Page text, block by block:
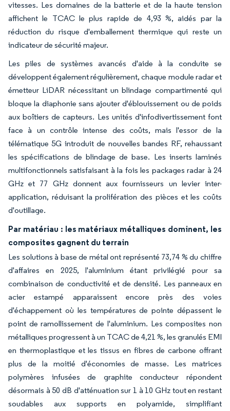
vitesses. Les domaines de la batterie et de la haute tension
affichent le TCAC le plus rapide de 4,93 %, aidés par la
réduction du risque d'emballement thermique qui reste un
indicateur de sécurité majeur.
Les piles de systèmes avancés d'aide à la conduite se
développent également régulièrement, chaque module radar et
émetteur LiDAR nécessitant un blindage compartimenté qui
bloque la diaphonie sans ajouter d'éblouissement ou de poids
aux boîtiers de capteurs. Les unités d'infodivertissement font
face à un contrôle intense des coûts, mais l'essor de la
télématique 5G introduit de nouvelles bandes RF, rehaussant
les spécifications de blindage de base. Les inserts laminés
multifonctionnels satisfaisant à la fois les packages radar à 24
GHz et 77 GHz donnent aux fournisseurs un levier inter-
application, réduisant la prolifération des pièces et les coûts
d'outillage.
Par matériau : les matériaux métalliques dominent, les
composites gagnent du terrain
Les solutions à base de métal ont représenté 73,74 % du chiffre
d'affaires en 2025, l'aluminium étant privilégié pour sa
combinaison de conductivité et de densité. Les panneaux en
acier estampé apparaissent encore près des voies
d'échappement où les températures de pointe dépassent le
point de ramollissement de l'aluminium. Les composites non
métalliques progressent à un TCAC de 4,21 %, les granulés EMI
en thermoplastique et les tissus en fibres de carbone offrant
plus de la moitié d'économies de masse. Les matrices
polymères infusées de graphite conducteur répondent
désormais à 50 dB d'atténuation sur 1 à 10 GHz tout en restant
soudables aux supports en polyamide, simplifiant